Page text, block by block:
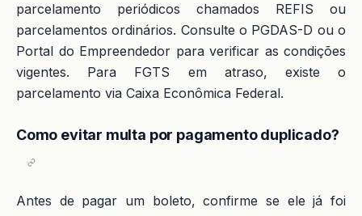
parcelamento periódicos chamados REFIS ou
parcelamentos ordinários. Consulte o PGDAS-D ou o
Portal do Empreendedor para verificar as condições
vigentes. Para FGTS em atraso, existe o
parcelamento via Caixa Econômica Federal.
Como evitar multa por pagamento duplicado?
Antes de pagar um boleto, confirme se ele já foi